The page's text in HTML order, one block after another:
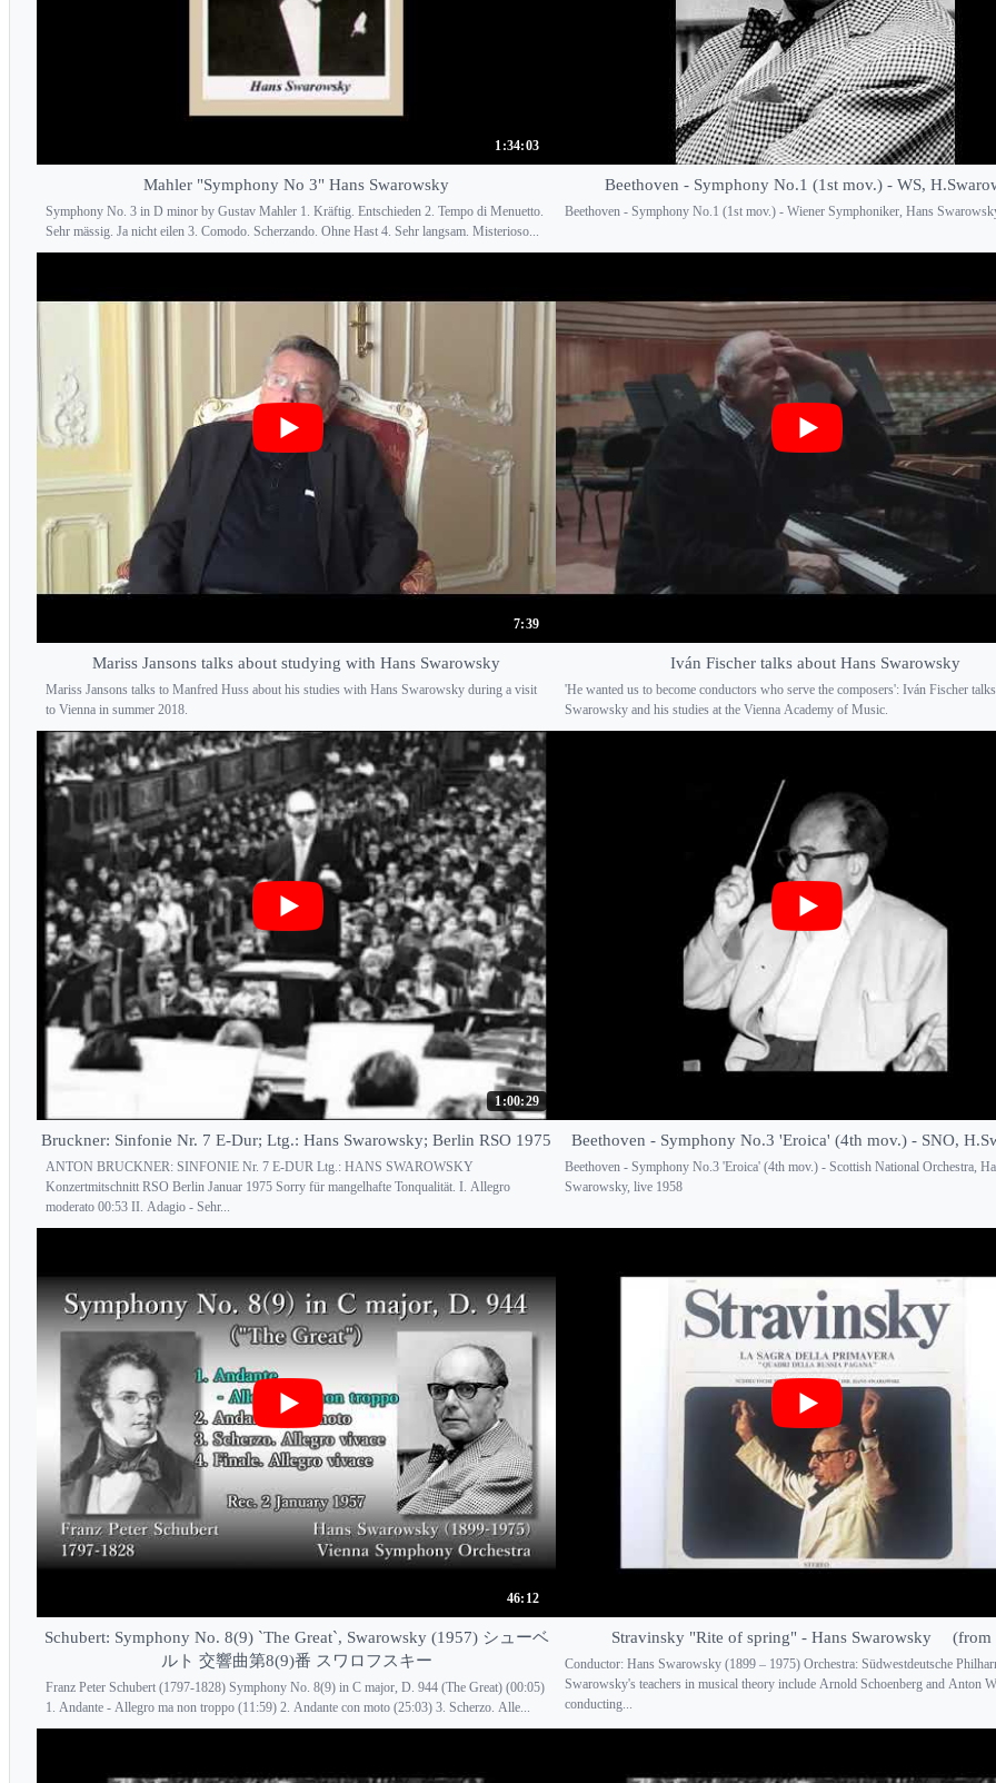
1:34:03
Mahler "Symphony No 3" Hans Swarowsky
Symphony No. 3 in D minor by Gustav Mahler 1. Kräftig. Entschieden 2. Tempo di Menuetto.
Sehr mässig. Ja nicht eilen 3. Comodo. Scherzando. Ohne Hast 4. Sehr langsam. Misterioso...
Beethoven - Symphony No.1 (1st mov.) - WS,
Beethoven - Symphony No.1 (1st mov.) - Wiener Symphoniker, Hans
7:39
Mariss Jansons talks about studying with Hans Swarowsky
Mariss Jansons talks to Manfred Huss about his studies with Hans Swarowsky during a visit
to Vienna in summer 2018.
Iván Fischer talks about Hans Swarowsky
'He wanted us to become conductors who serve the composers': Iván Fischer
Swarowsky and his studies at the Vienna Academy of Music.
1:00:29
Bruckner: Sinfonie Nr. 7 E-Dur; Ltg.: Hans Swarowsky; Berlin RSO 1975
ANTON BRUCKNER: SINFONIE Nr. 7 E-DUR Ltg.: HANS SWAROWSKY
Konzertmitschnitt RSO Berlin Januar 1975 Sorry für mangelhafte Tonqualität. I. Allegro
moderato 00:53 II. Adagio - Sehr...
Beethoven - Symphony No.3 'Eroica' (4th mov.) - SNO,
Beethoven - Symphony No.3 'Eroica' (4th mov.) - Scottish National Orchestra,
Swarowsky, live 1958
46:12
Schubert: Symphony No. 8(9) `The Great`, Swarowsky (1957) シューベ
ルト 交響曲第8(9)番 スワロフスキー
Franz Peter Schubert (1797-1828) Symphony No. 8(9) in C major, D. 944 (The Great) (00:05)
1. Andante - Allegro ma non troppo (11:59) 2. Andante con moto (25:03) 3. Scherzo. Alle...
Stravinsky "Rite of spring" - Hans Swarowsky (from
Conductor: Hans Swarowsky (1899 – 1975) Orchestra: Südwestdeutsche
Swarowsky's teachers in musical theory include Arnold Schoenberg and Anton
conducting...